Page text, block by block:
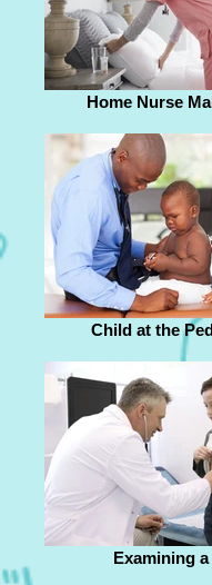
Home Nurse
Child at the
Examining